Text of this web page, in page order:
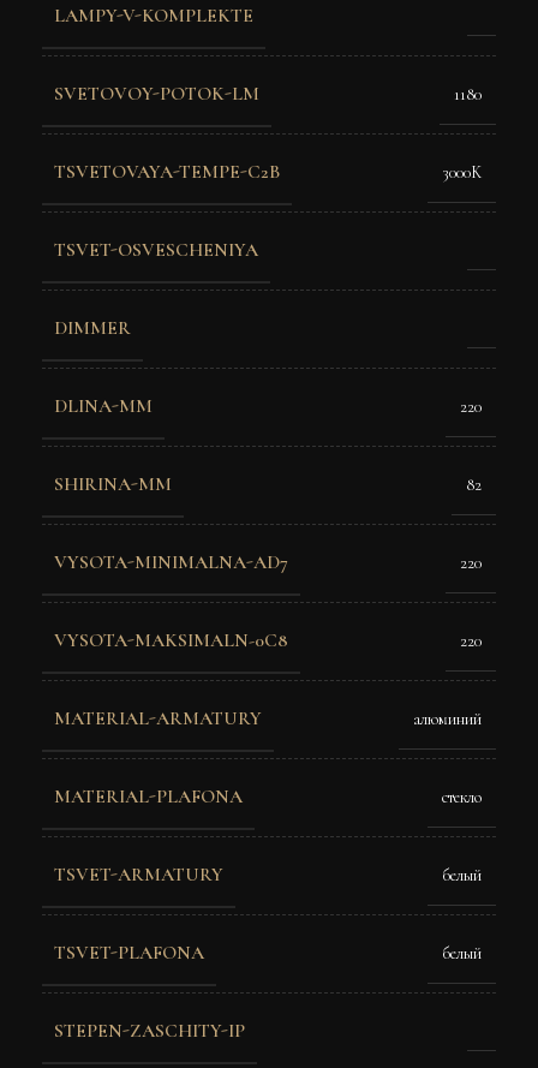
LAMPY-V-KOMPLEKTE
SVETOVOY-POTOK-LM 1180
TSVETOVAYA-TEMPE-C2B 3000K
TSVET-OSVESCHENIYA
DIMMER
DLINA-MM 220
SHIRINA-MM 82
VYSOTA-MINIMALNA-AD7 220
VYSOTA-MAKSIMALN-0C8 220
MATERIAL-ARMATURY алюминий
MATERIAL-PLAFONA стекло
TSVET-ARMATURY белый
TSVET-PLAFONA белый
STEPEN-ZASCHITY-IP